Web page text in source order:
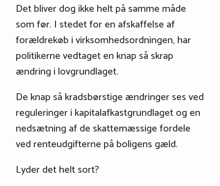
Det bliver dog ikke helt på samme måde
som før. I stedet for en afskaffelse af
forældrekøb i virksomhedsordningen, har
politikerne vedtaget en knap så skrap
ændring i lovgrundlaget.
De knap så kradsbørstige ændringer ses ved
reguleringer i kapitalafkastgrundlaget og en
nedsætning af de skattemæssige fordele
ved renteudgifterne på boligens gæld.
Lyder det helt sort?